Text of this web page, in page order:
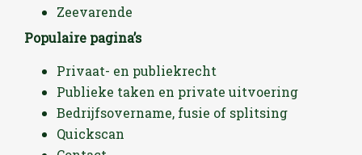
Zeevarende
Populaire pagina’s
Privaat- en publiekrecht
Publieke taken en private uitvoering
Bedrijfsovername, fusie of splitsing
Quickscan